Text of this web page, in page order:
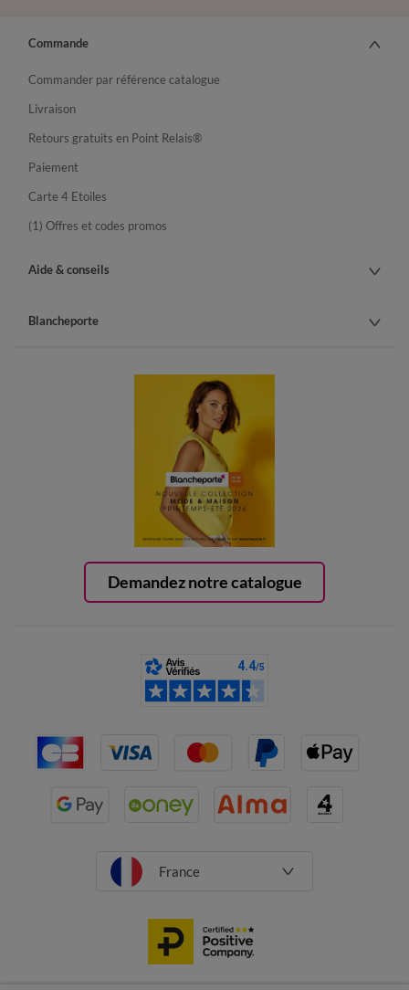
Demandez notre catalogue
Commande
Commander par référence catalogue
Livraison
Retours gratuits en Point Relais®
Paiement
Carte 4 Etoiles
(1) Offres et codes promos
Aide & conseils
Blancheporte
France